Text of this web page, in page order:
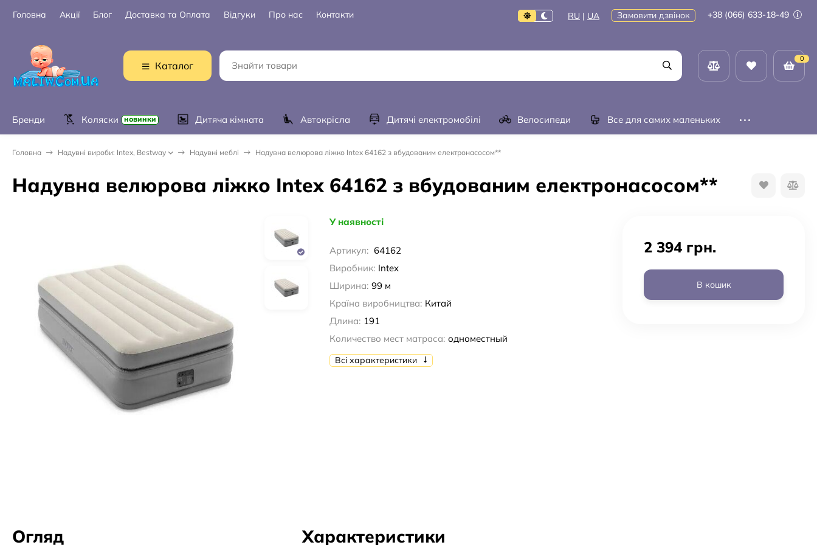
Головна Акції Блог Доставка та Оплата Відгуки Про нас Контакти RU | UA Замовити дзвінок +38 (066) 633-18-49
Каталог
0
Бренди Коляски новинки Дитяча кімната Автокрісла Дитячі електромобілі Велосипеди Все для самих маленьких
Головна Надувні вироби: Intex, Bestway Надувні меблі Надувна велюрова ліжко Intex 64162 з вбудованим електронасосом**
Надувна велюрова ліжко Intex 64162 з вбудованим електронасосом**
У наявності
Артикул: 64162
Виробник: Intex
Ширина: 99 м
Країна виробництва: Китай
Длина: 191
Количество мест матраса: одноместный
Всі характеристики
2 394 грн.
В кошик
Огляд
Характеристики